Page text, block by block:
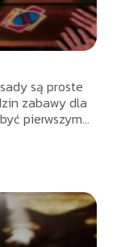
są proste
zabawy dla
pierwszym...